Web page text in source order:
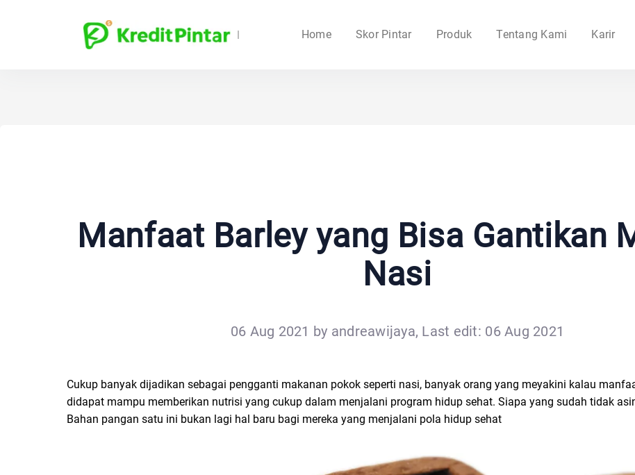
Home Skor Pintar Produk Tentang Kami Karir
Manfaat Barley yang Bisa Gantikan
Nasi
06 Aug 2021 by andreawijaya, Last edit: 06 Aug 2021
Cukup banyak dijadikan sebagai pengganti makanan pokok seperti nasi, banyak orang yang meyakini kalau
didapat mampu memberikan nutrisi yang cukup dalam menjalani program hidup sehat. Siapa yang sudah tidak
Bahan pangan satu ini bukan lagi hal baru bagi mereka yang menjalani pola hidup sehat